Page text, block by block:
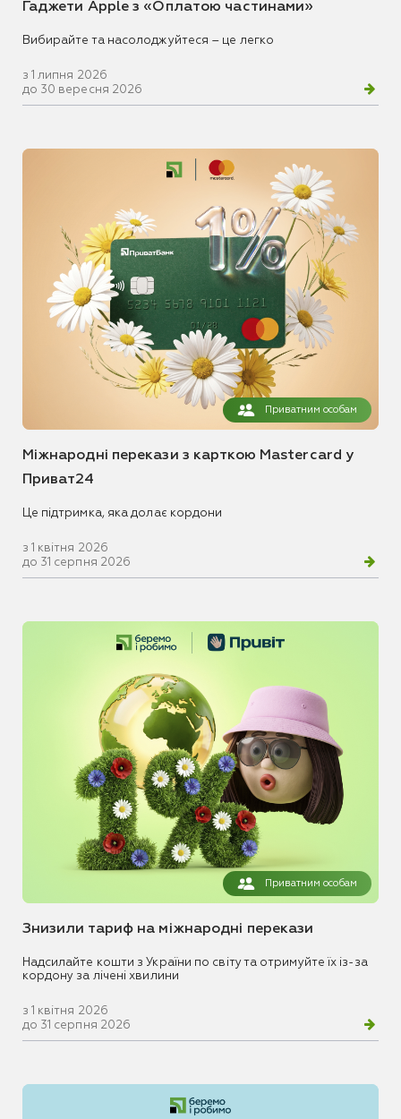
Гаджети Apple з «Оплатою частинами»
Вибирайте та насолоджуйтеся – це легко
з 1 липня 2026
до 30 вересня 2026
Приватним особам
Міжнародні перекази з карткою Mastercard у
Приват24
Це підтримка, яка долає кордони
з 1 квітня 2026
до 31 серпня 2026
Приватним особам
Знизили тариф на міжнародні перекази
Надсилайте кошти з України по світу та отримуйте їх із-за
кордону за лічені хвилини
з 1 квітня 2026
до 31 серпня 2026